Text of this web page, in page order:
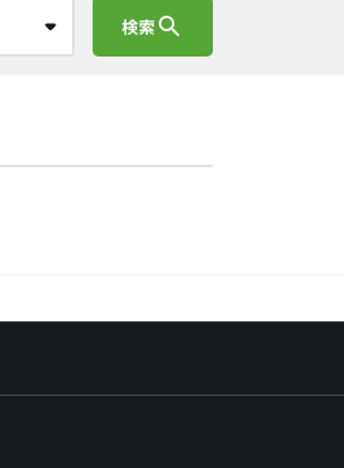
検索search